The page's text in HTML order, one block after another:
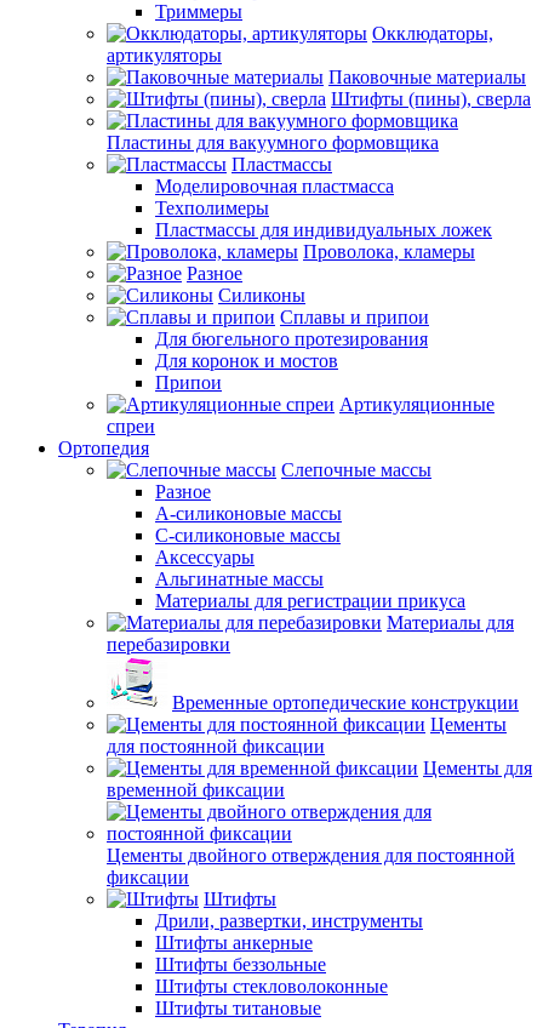
Триммеры
Окклюдаторы,
артикуляторы
Паковочные материалы
Штифты (пины), сверла
Пластины для вакуумного формовщика
Пластмассы
Моделировочная пластмасса
Техполимеры
Пластмассы для индивидуальных ложек
Проволока, кламеры
Разное
Силиконы
Сплавы и припои
Для бюгельного протезирования
Для коронок и мостов
Припои
Артикуляционные
спреи
Ортопедия
Слепочные массы
Разное
А-силиконовые массы
С-силиконовые массы
Аксессуары
Альгинатные массы
Материалы для регистрации прикуса
Материалы для
перебазировки
Временные ортопедические конструкции
Цементы
для постоянной фиксации
Цементы для
временной фиксации
Цементы двойного отверждения для постоянной
фиксации
Штифты
Дрили, развертки, инструменты
Штифты анкерные
Штифты беззольные
Штифты стекловолоконные
Штифты титановые